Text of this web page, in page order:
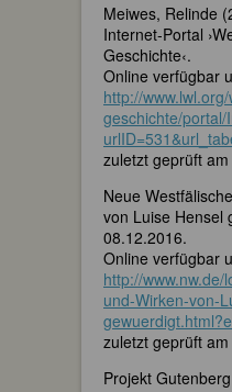
Meiwes, Relinde
Internet-Portal
Geschichte‹.
Online verfügbar
http://
geschichte/
zuletzt geprüft
Neue
von Luise Hensel
08.12.2016.
Online verfügbar
http://
und-Wirken-von-
zuletzt geprüft
Projekt